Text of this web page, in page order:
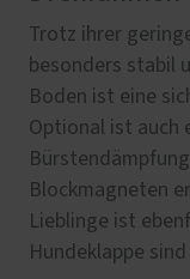
Trotz ihrer
besonders stabil
Boden ist eine
Optional ist auch
Blockmagneten
Lieblinge ist
Hundeklappe